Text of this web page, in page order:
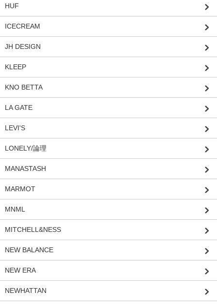
HUF
ICECREAM
JH DESIGN
KLEEP
KNO BETTA
LA GATE
LEVI'S
LONELY/論理
MANASTASH
MARMOT
MNML
MITCHELL&NESS
NEW BALANCE
NEW ERA
NEWHATTAN